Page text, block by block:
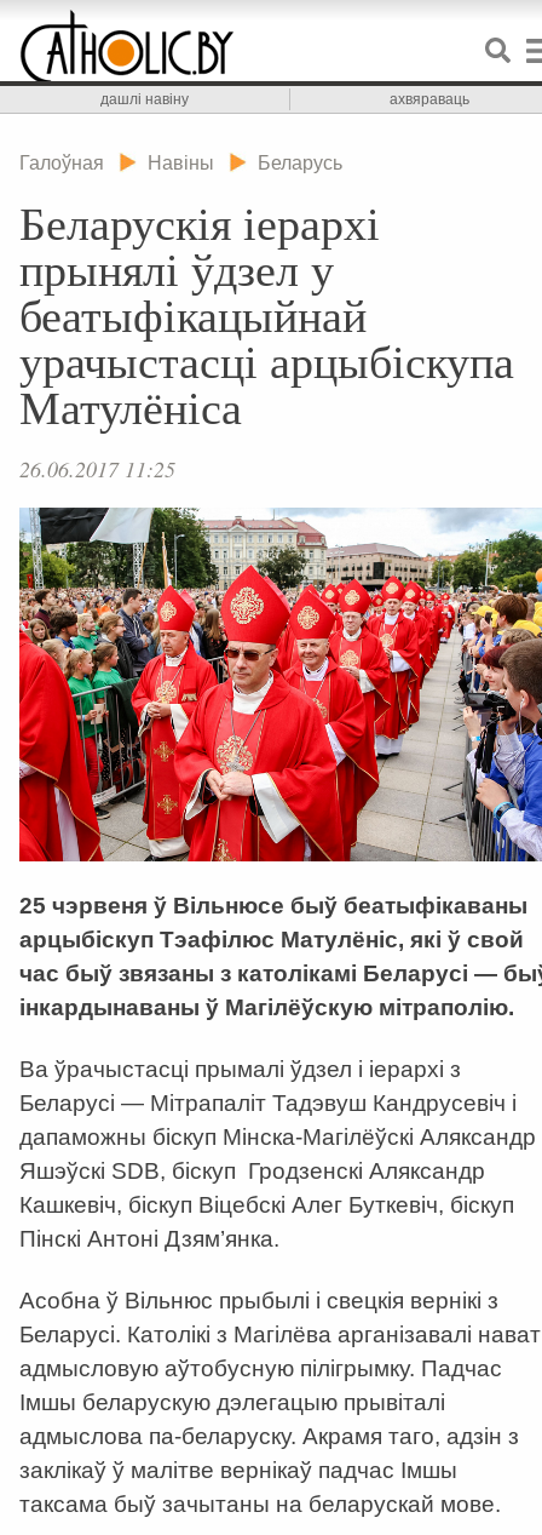
дашлі навіну ахвяраваць
Галоўная Навіны Беларусь
Беларускія іерархі
прынялі ўдзел у
беатыфікацыйнай
урачыстасці арцыбіскупа
Матулёніса
26.06.2017 11:25
25 чэрвеня ў Вільнюсе быў беатыфікаваны
арцыбіскуп Тэафілюс Матулёніс, які ў свой
час быў звязаны з католікамі Беларусі —
інкардынаваны ў Магілёўскую мітраполію.
Ва ўрачыстасці прымалі ўдзел і іерархі з
Беларусі — Мітрапаліт Тадэвуш Кандрусевіч і
дапаможны біскуп Мінска-Магілёўскі Аляксандр
Яшэўскі SDB, біскуп Гродзенскі Аляксандр
Кашкевіч, біскуп Віцебскі Алег Буткевіч, біскуп
Пінскі Антоні Дзям’янка.
Асобна ў Вільнюс прыбылі і свецкія вернікі з
Беларусі. Католікі з Магілёва арганізавалі нават
адмысловую аўтобусную пілігрымку. Падчас
Імшы беларускую дэлегацыю прывіталі
адмыслова па-беларуску. Акрамя таго, адзін з
заклікаў ў малітве вернікаў падчас Імшы
таксама быў зачытаны на беларускай мове.